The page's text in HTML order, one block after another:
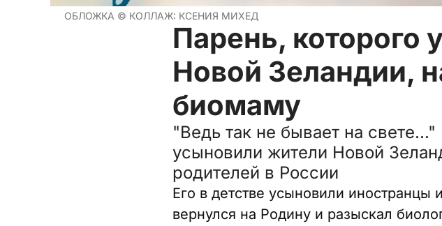
ОБЛОЖКА © КОЛЛАЖ: КСЕНИЯ МИХЕД
Парень, которого
Новой Зеландии,
биомаму
"Ведь так не бывает на
усыновили жители Новой
родителей в России
Его в детстве усыновили иностранцы
вернулся на Родину и разыскал